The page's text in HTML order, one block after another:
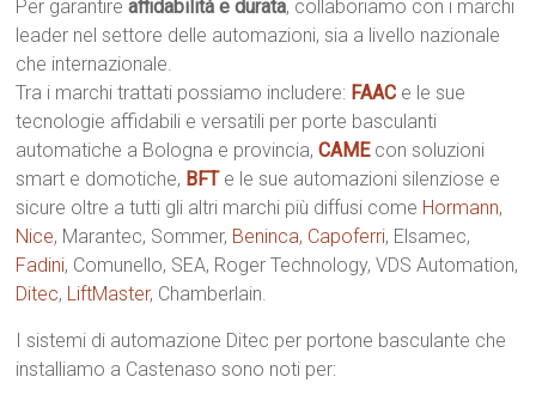
Per garantireaffidabilità e durata, collaboriamo con i marchi
leader nel settore delle automazioni, sia a livello nazionale
che internazionale.
Tra i marchi trattati possiamo includere: FAAC e le sue
tecnologie affidabili e versatili per porte basculanti
automatiche a Bologna e provincia,CAME con soluzioni
smart e domotiche, BFT e le sue automazioni silenziose e
sicure oltre a tutti gli altri marchi più diffusi come Hormann,
Nice, Marantec, Sommer, Beninca, Capoferri, Elsamec,
Fadini, Comunello, SEA, Roger Technology, VDS Automation,
Ditec, LiftMaster, Chamberlain.
I sistemi di automazione Ditec per portone basculante che
installiamo a Castenaso sono noti per: